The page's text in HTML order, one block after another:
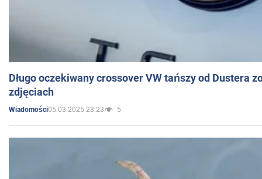
Długo oczekiwany crossover VW tańszy od Dustera
zdjęciach
Wiadomości05.03.2025 23:23 5